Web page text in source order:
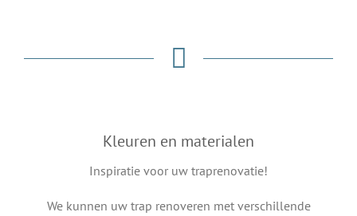
Kleuren en materialen
Inspiratie voor uw traprenovatie!
We kunnen uw trap renoveren met verschillende